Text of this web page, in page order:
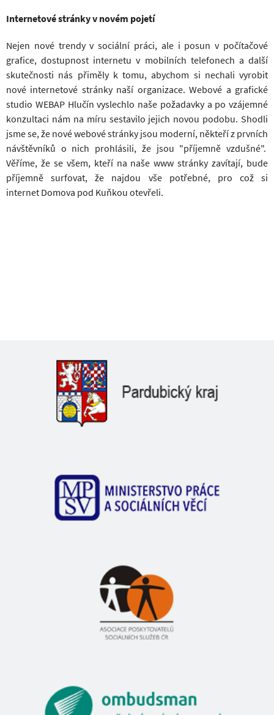
Internetové stránky v novém pojetí
Nejen nové trendy v sociální práci, ale i posun v počítačové
grafice, dostupnost internetu v mobilních telefonech a další
skutečnosti nás přiměly k tomu, abychom si nechali vyrobit
nové internetové stránky naší organizace. Webové a grafické
studio WEBAP Hlučín vyslechlo naše požadavky a po vzájemné
konzultaci nám na míru sestavilo jejich novou podobu. Shodli
jsme se, že nové webové stránky jsou moderní, někteří z prvních
návštěvníků o nich prohlásili, že jsou "příjemně vzdušné".
Věříme, že se všem, kteří na naše www stránky zavítají, bude
příjemně surfovat, že najdou vše potřebné, pro což si
internet Domova pod Kuňkou otevřeli.